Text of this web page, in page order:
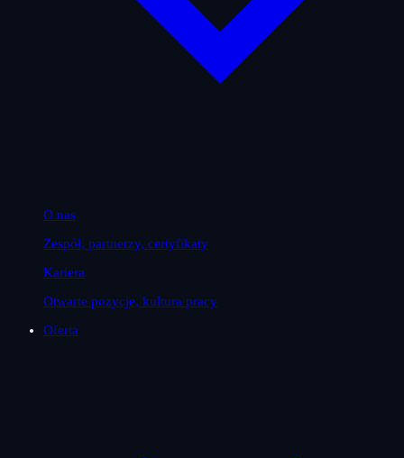
O nas
Zespół, partnerzy, certyfikaty
Kariera
Otwarte pozycje, kultura pracy
Oferta